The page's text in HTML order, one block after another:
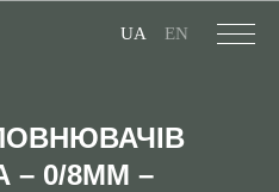
UA EN
– 0/8ММ –